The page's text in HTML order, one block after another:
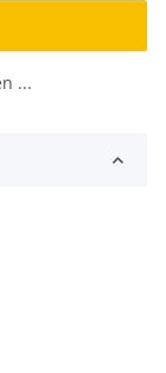
...